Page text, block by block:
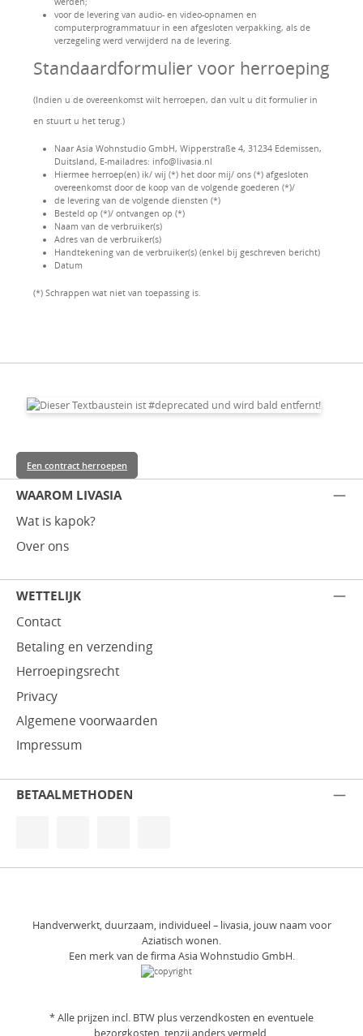
voor de levering van audio- en video-opnamen en
computerprogrammatuur in een afgesloten verpakking, als de
verzegeling werd verwijderd na de levering.
Standaardformulier voor herroeping
(Indien u de overeenkomst wilt herroepen, dan vult u dit formulier in
en stuurt u het terug.)
Naar Asia Wohnstudio GmbH, Wipperstraße 4, 31234 Edemissen,
Duitsland, E-mailadres: info@livasia.nl
Hiermee herroep(en) ik/ wij (*) het door mij/ ons (*) afgesloten
overeenkomst door de koop van de volgende goederen (*)/
de levering van de volgende diensten (*)
Besteld op (*)/ ontvangen op (*)
Naam van de verbruiker(s)
Adres van de verbruiker(s)
Handtekening van de verbruiker(s) (enkel bij geschreven bericht)
Datum
(*) Schrappen wat niet van toepassing is.
WAAROM LIVASIA
Wat is kapok?
Over ons
WETTELIJK
Contact
Betaling en verzending
Herroepingsrecht
Privacy
Algemene voorwaarden
Impressum
Een contract herroepen
BETAALMETHODEN
Handverwerkt, duurzaam, individueel – livasia, jouw naam voor
Aziatisch wonen.
Een merk van de firma Asia Wohnstudio GmbH.
* Alle prijzen incl. BTW plusverzendkosten en eventuele
bezorgkosten, tenzij anders vermeld.